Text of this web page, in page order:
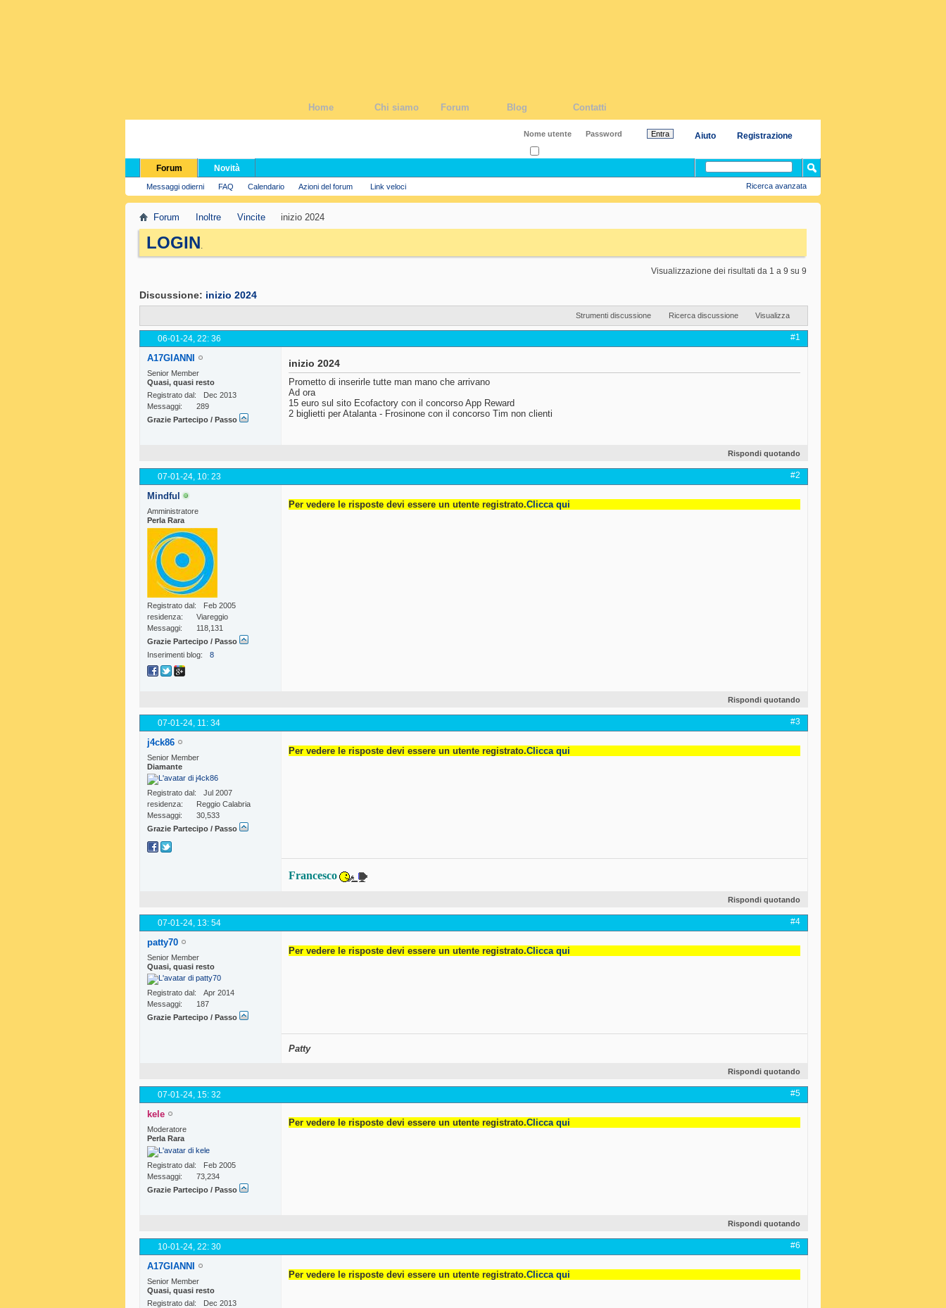
Home Chi siamo Forum Blog Contatti
Registrazione
Aiuto
Forum
Messaggi odierni FAQ Calendario Azioni del forum Link veloci
Novità
Ricerca avanzata
Forum Inoltre Vincite inizio 2024
LOGIN.
Visualizzazione dei risultati da 1 a 9 su 9
Discussione: inizio 2024
Strumenti discussione Ricerca discussione Visualizza
06-01-24, 22: 36 #1
A17GIANNI
Senior Member
Quasi, quasi resto
Registrato dal
Dec 2013
Messaggi
289
Grazie Partecipo / Passo
inizio 2024
Prometto di inserirle tutte man mano che arrivano
Ad ora
15 euro sul sito Ecofactory con il concorso App Reward
2 biglietti per Atalanta - Frosinone con il concorso Tim non clienti
Rispondi quotando
07-01-24, 10: 23 #2
Mindful
Amministratore
Perla Rara
Registrato dal
Feb 2005
residenza
Viareggio
Messaggi
118,131
Grazie Partecipo / Passo
Inserimenti blog
8
Per vedere le risposte devi essere un utente registrato.Clicca qui
Rispondi quotando
07-01-24, 11: 34 #3
j4ck86
Senior Member
Diamante
Registrato dal
Jul 2007
residenza
Reggio Calabria
Messaggi
30,533
Grazie Partecipo / Passo
Per vedere le risposte devi essere un utente registrato.Clicca qui
Francesco
Rispondi quotando
07-01-24, 13: 54 #4
patty70
Senior Member
Quasi, quasi resto
Registrato dal
Apr 2014
Messaggi
187
Grazie Partecipo / Passo
Per vedere le risposte devi essere un utente registrato.Clicca qui
Patty
Rispondi quotando
07-01-24, 15: 32 #5
kele
Moderatore
Perla Rara
Registrato dal
Feb 2005
Messaggi
73,234
Grazie Partecipo / Passo
Per vedere le risposte devi essere un utente registrato.Clicca qui
Rispondi quotando
10-01-24, 22: 30 #6
A17GIANNI
Senior Member
Quasi, quasi resto
Registrato dal
Dec 2013
Per vedere le risposte devi essere un utente registrato.Clicca qui